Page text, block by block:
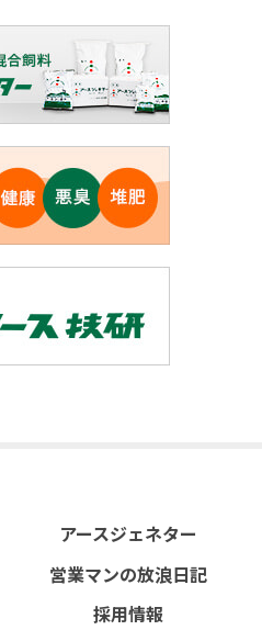
アースジェネター
営業マンの放浪日記
採用情報